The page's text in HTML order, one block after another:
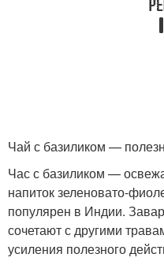
Чай с базиликом —
Час с базиликом —
напиток зеленовато-
популярен в Индии.
сочетают с другими
усиления полезного